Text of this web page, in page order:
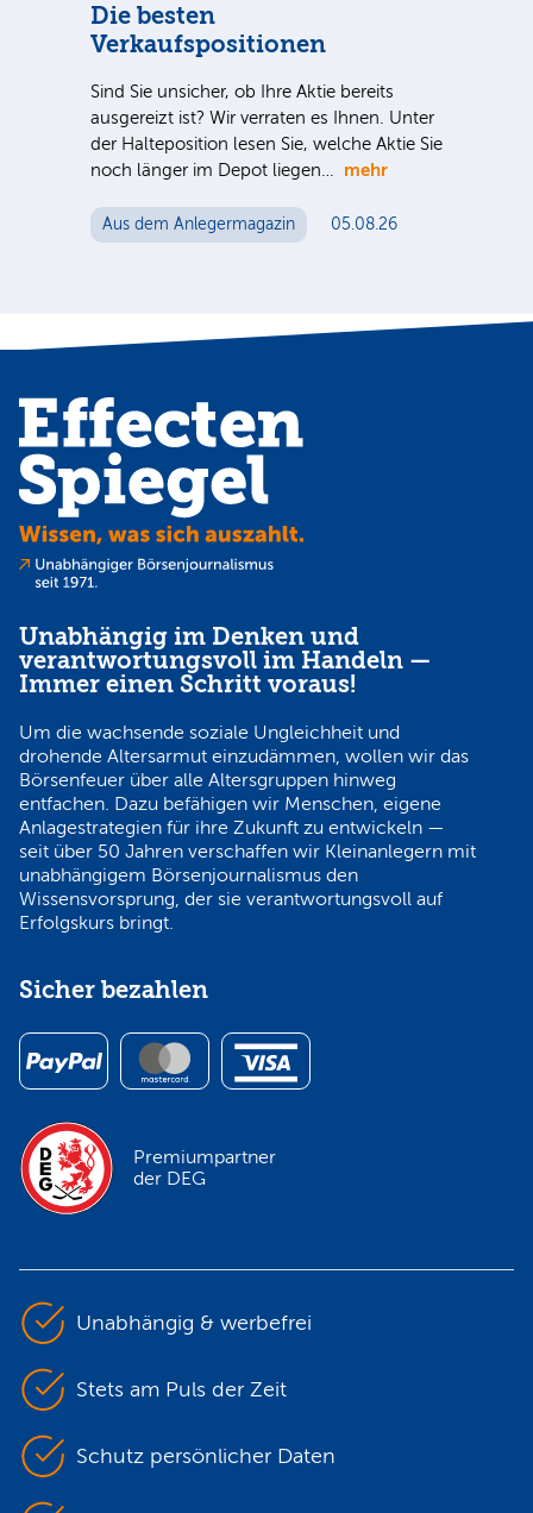
Die besten
Verkaufspositionen
Sind Sie unsicher, ob Ihre Aktie bereits
ausgereizt ist? Wir verraten es Ihnen. Unter
der Halteposition lesen Sie, welche Aktie Sie
noch länger im Depot liegen… mehr
Aus dem Anlegermagazin 05.08.26
Unabhängig im Denken und
verantwortungsvoll im Handeln —
Immer einen Schritt voraus!
Um die wachsende soziale Ungleichheit und
drohende Altersarmut einzudämmen, wollen wir das
Börsenfeuer über alle Altersgruppen hinweg
entfachen. Dazu befähigen wir Menschen, eigene
Anlagestrategien für ihre Zukunft zu entwickeln —
seit über 50 Jahren verschaffen wir Kleinanlegern mit
unabhängigem Börsenjournalismus den
Wissensvorsprung, der sie verantwortungsvoll auf
Erfolgskurs bringt.
Sicher bezahlen
Premiumpartner
der DEG
Unabhängig & werbefrei
Stets am Puls der Zeit
Schutz persönlicher Daten